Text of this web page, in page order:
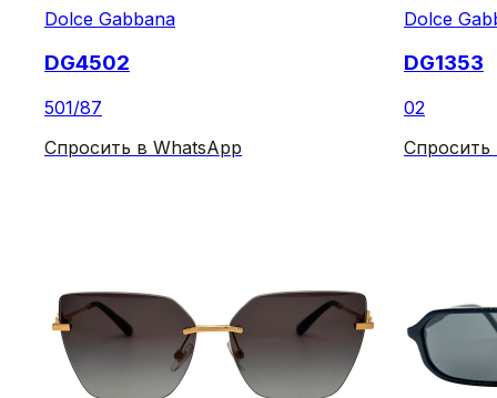
Dolce Gabbana
DG4502
501/87
Спросить в WhatsApp
Dolce
DG1353
02
Спросить